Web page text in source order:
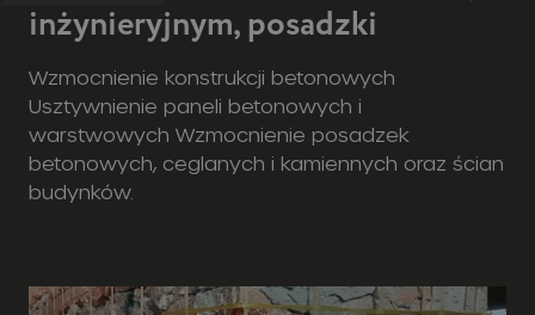
warstwowych Wzmocnienie posadzek
betonowych, ceglanych i kamiennych oraz ścian
budynków.